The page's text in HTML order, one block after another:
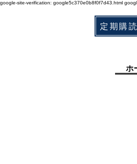
google-site-verification: google5c370e0b8f0f7d43.html
定期購読
ホ